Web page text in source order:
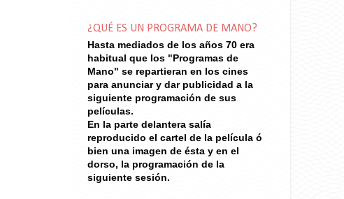
¿QUÉ ES UN PROGRAMA DE MANO?
Hasta mediados de los años 70 era
habitual que los "Programas de
Mano" se repartieran en los cines
para anunciar y dar publicidad a la
siguiente programación de sus
películas.
En la parte delantera salía
reproducido el cartel de la película ó
bien una imagen de ésta y en el
dorso, la programación de la
siguiente sesión.